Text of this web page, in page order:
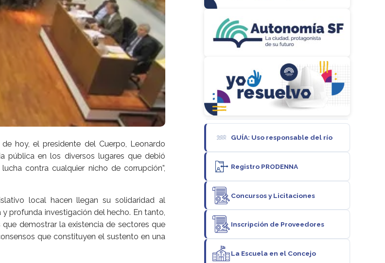
hoy, el presidente del Cuerpo, Leonardo
pública en los diversos lugares que debió
contra cualquier nicho de corrupción”,
local hacen llegan su solidaridad al
profunda investigación del hecho. En tanto,
demostrar la existencia de sectores que
que constituyen el sustento en una
GUÍA: Uso responsable del río
Registro PRODENNA
Concursos y Licitaciones
Inscripción de Proveedores
La Escuela en el Concejo